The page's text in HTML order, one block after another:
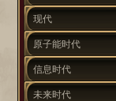
现代
原子能时代
信息时代
未来时代